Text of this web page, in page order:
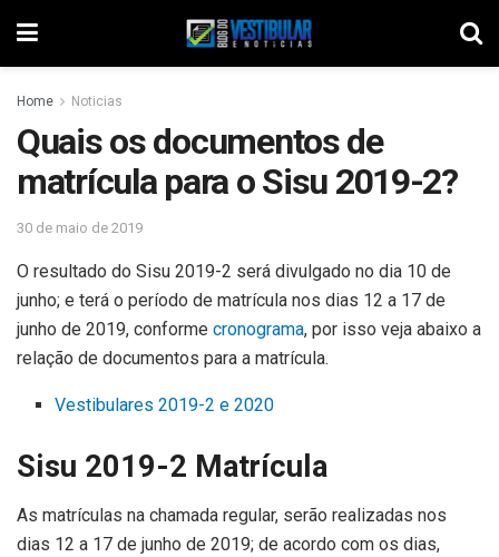
Home Noticias
Quais os documentos de
matrícula para o Sisu 2019-2?
30 de maio de 2019
O resultado do Sisu 2019-2 será divulgado no dia 10 de
junho; e terá o período de matrícula nos dias 12 a 17 de
junho de 2019, conforme cronograma, por isso veja abaixo a
relação de documentos para a matrícula.
Vestibulares 2019-2 e 2020
Sisu 2019-2 Matrícula
As matrículas na chamada regular, serão realizadas nos
dias 12 a 17 de junho de 2019; de acordo com os dias,